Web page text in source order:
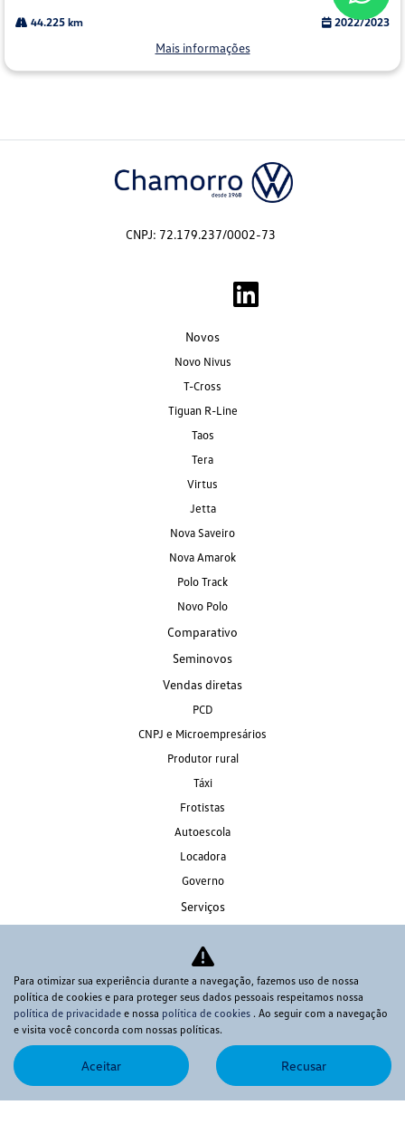
44.225 km 2022/2023
Mais informações
CNPJ: 72.179.237/0002-73
Novos
Novo Nivus
T-Cross
Tiguan R-Line
Taos
Tera
Virtus
Jetta
Nova Saveiro
Nova Amarok
Polo Track
Novo Polo
Comparativo
Seminovos
Vendas diretas
PCD
CNPJ e Microempresários
Produtor rural
Táxi
Frotistas
Autoescola
Locadora
Governo
Serviços
Institucional
Fale conosco
Quem somos
Trabalhe conosco
Política de privacidade
Política de Cookies
Para otimizar sua experiência durante a navegação, fazemos uso de nossa
política de cookies e para proteger seus dados pessoais respeitamos nossa
política de privacidade e nossa política de cookies . Ao seguir com a navegação
e visita você concorda com nossas políticas.
Aceitar Recusar